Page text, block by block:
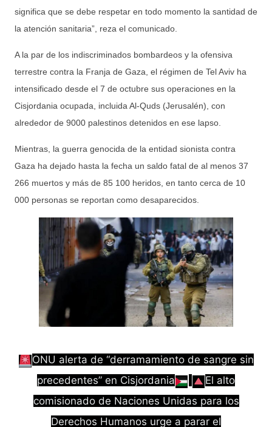
significa que se debe respetar en todo momento la santidad de
la atención sanitaria”, reza el comunicado.
A la par de los indiscriminados bombardeos y la ofensiva
terrestre contra la Franja de Gaza, el régimen de Tel Aviv ha
intensificado desde el 7 de octubre sus operaciones en la
Cisjordania ocupada, incluida Al-Quds (Jerusalén), con
alrededor de 9000 palestinos detenidos en ese lapso.
Mientras, la guerra genocida de la entidad sionista contra
Gaza ha dejado hasta la fecha un saldo fatal de al menos 37
266 muertos y más de 85 100 heridos, en tanto cerca de 10
000 personas se reportan como desaparecidos.
ONU alerta de “derramamiento de sangre sin
precedentes” en Cisjordania
El alto
comisionado de Naciones Unidas para los
Derechos Humanos urge a parar el